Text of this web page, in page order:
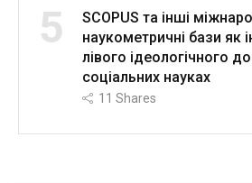
5
SCOPUS та інші
наукометричні бази як
лівого ідеологічного
соціальних науках
11 Shares